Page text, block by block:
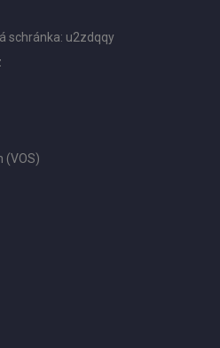
schránka: u2zdqqy
(VOS)